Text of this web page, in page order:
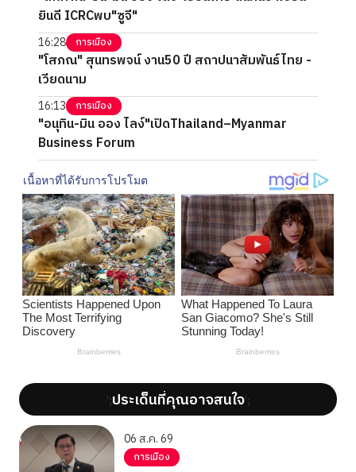
ยินดี ICRCพบ"ซูจี"
16:28 การเมือง
"โสภณ" สุนทรพจน์ งาน50 ปี สถาปนาสัมพันธ์ไทย -
เวียดนาม
16:13 การเมือง
"อนุทิน-มิน ออง ไลง์"เปิดThailand–Myanmar
Business Forum
';ประเด็นที่คุณอาจสนใจ';
06 ส.ค. 69
การเมือง